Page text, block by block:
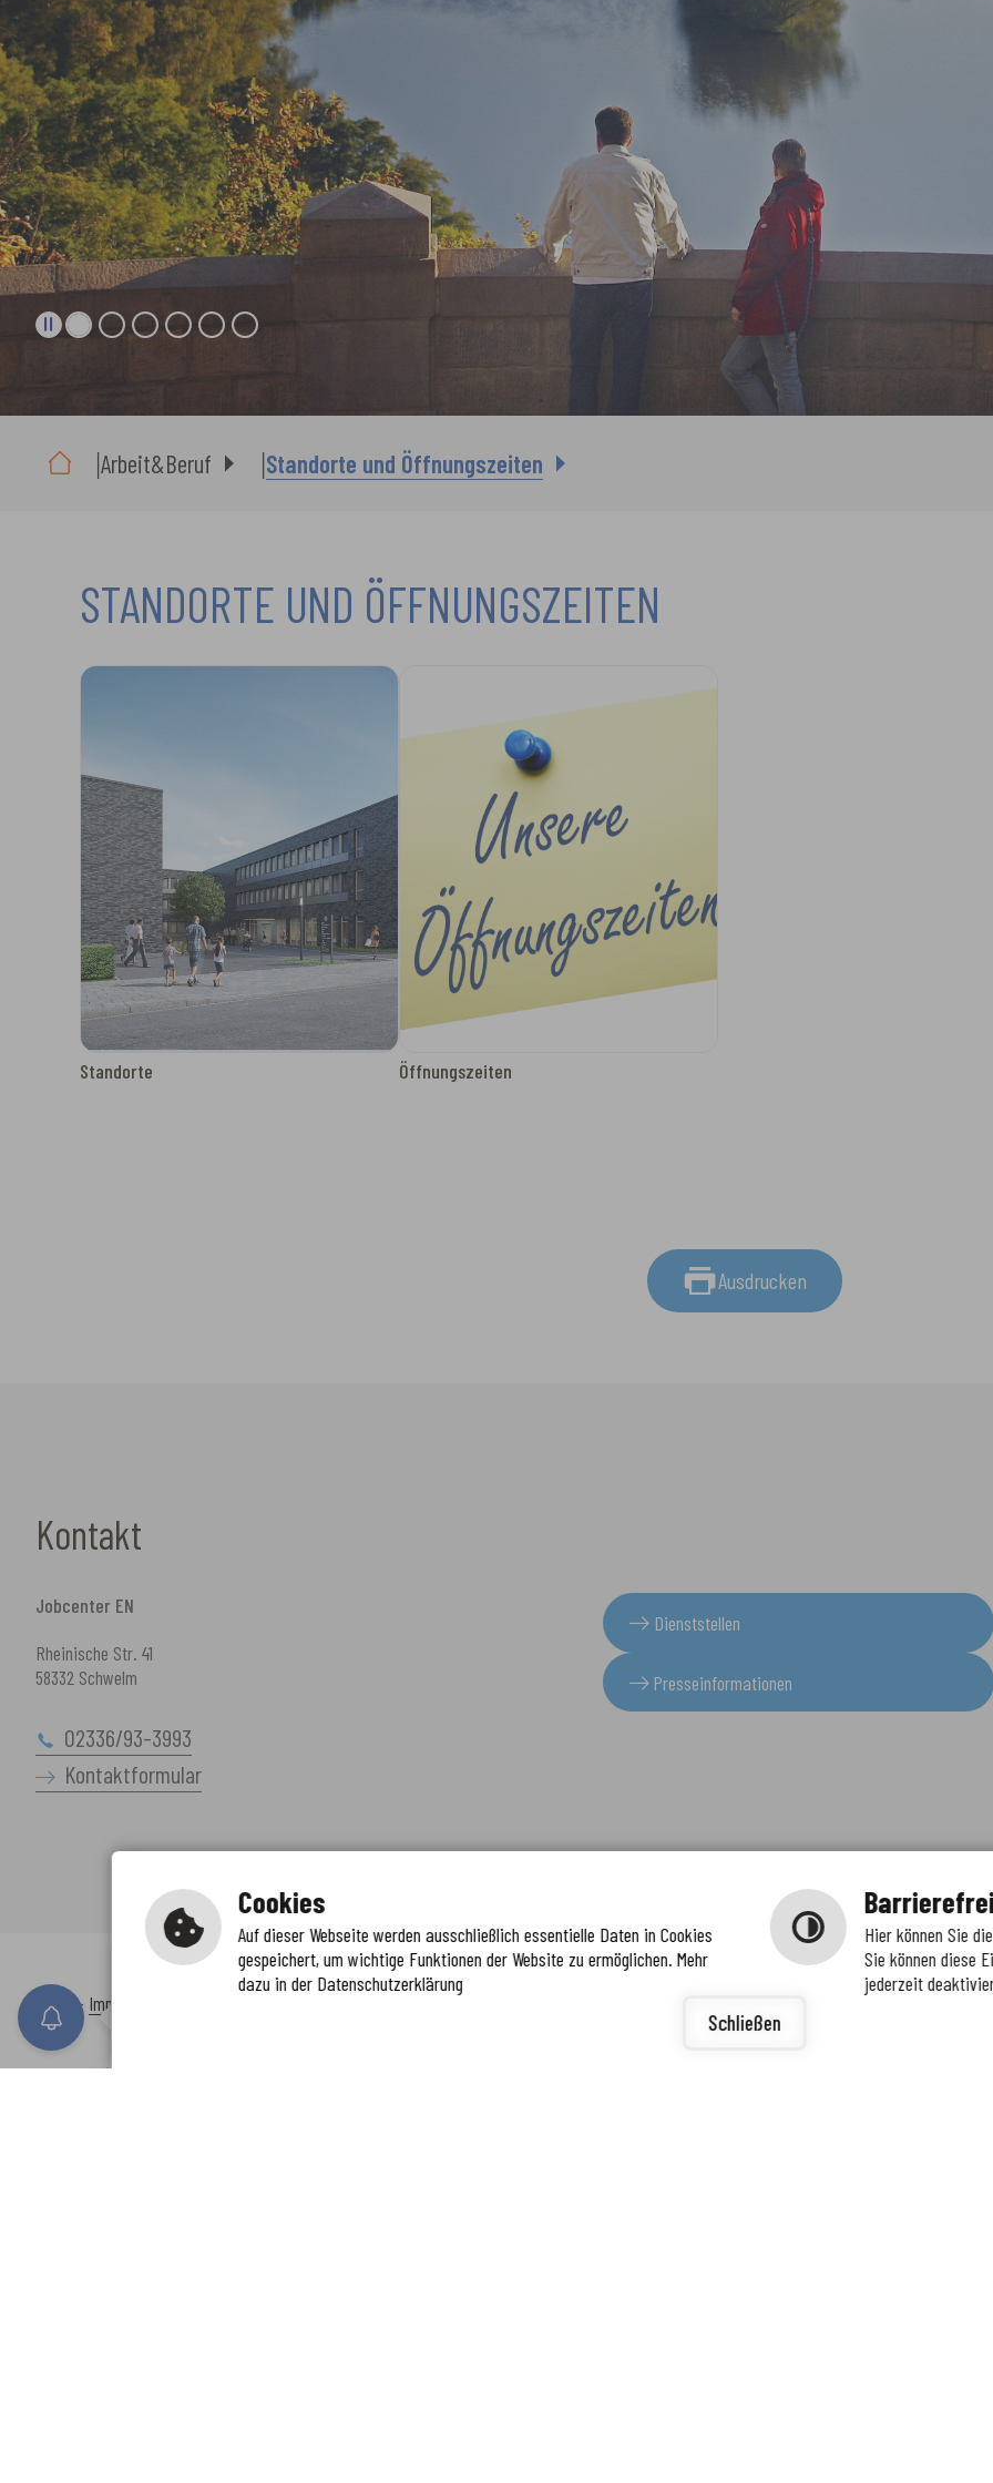
Arbeit&Beruf Standorte und Öffnungszeiten
STANDORTE UND ÖFFNUNGSZEITEN
Standorte Öffnungszeiten
Ausdrucken
Kontakt
Jobcenter EN
Rheinische Str. 41
58332 Schwelm
02336/93-3993
Kontaktformular
Dienststellen
Presseinformationen
Inhalt - Impressum -
Immer auf dem neuesten Stand
www.enkreis.de möchte Ihnen Benachrichtigunge
Cookies
Auf dieser Webseite werden ausschließlich essentielle Daten in Cookies
gespeichert, um wichtige Funktionen der Website zu ermöglichen. Mehr
dazu in der Datenschutzerklärung
Hier können Sie
Sie können diese
jederzeit
Schließen